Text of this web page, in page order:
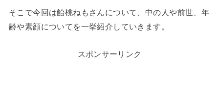
そこで今回は飴桃ねもさんについて、中の人や前世、年
齢や素顔についてを一挙紹介していきます。
スポンサーリンク